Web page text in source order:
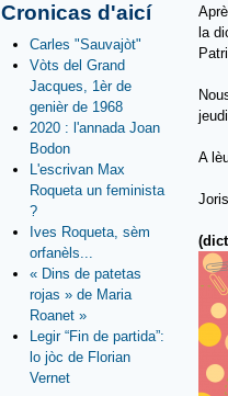
Cronicas d'aicí
Carles "Sauvajòt"
Vòts del Grand
Jacques, 1èr de
genièr de 1968
2020 : l'annada Joan
Bodon
L'escrivan Max
Roqueta un feminista
?
Ives Roqueta, sèm
orfanèls...
« Dins de patetas
rojas » de Maria
Roanet »
Legir “Fin de partida”:
lo jòc de Florian
Vernet
la
A